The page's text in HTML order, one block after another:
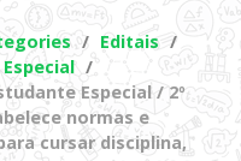
Editais
Especial / 2º
normas e
cursar disciplina,